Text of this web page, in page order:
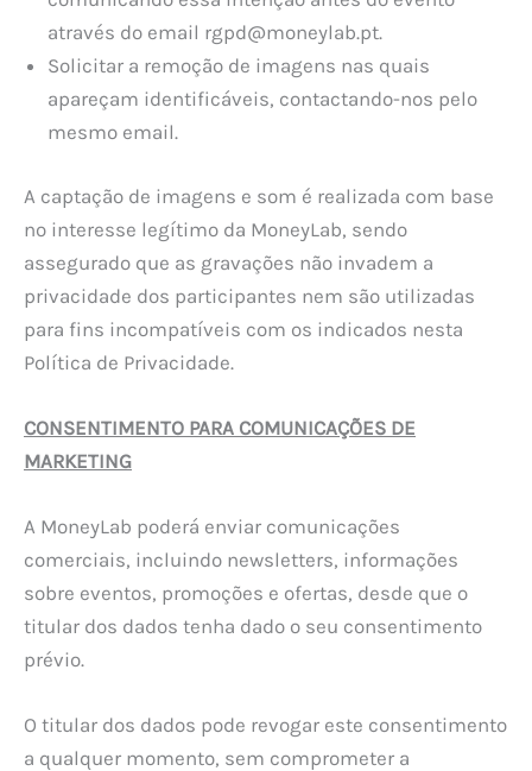
através do email rgpd@moneylab.pt.
Solicitar a remoção de imagens nas quais
apareçam identificáveis, contactando-nos pelo
mesmo email.
A captação de imagens e som é realizada com base
no interesse legítimo da MoneyLab, sendo
assegurado que as gravações não invadem a
privacidade dos participantes nem são utilizadas
para fins incompatíveis com os indicados nesta
Política de Privacidade.
CONSENTIMENTO PARA COMUNICAÇÕES DE
MARKETING
A MoneyLab poderá enviar comunicações
comerciais, incluindo newsletters, informações
sobre eventos, promoções e ofertas, desde que o
titular dos dados tenha dado o seu consentimento
prévio.
O titular dos dados pode revogar este consentimento
a qualquer momento, sem comprometer a